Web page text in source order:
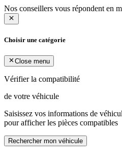
Nos conseillers vous répondent en
Choisir une catégorie
Close menu
Vérifier la compatibilité
de votre véhicule
Saisissez vos informations de
pour afficher les pièces compatibles
Rechercher mon véhicule